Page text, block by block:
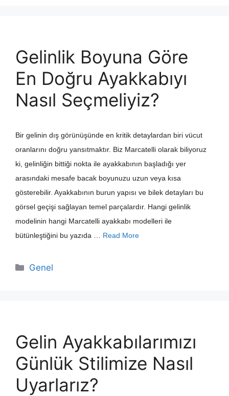
Gelinlik Boyuna Göre
En Doğru Ayakkabıyı
Nasıl Seçmeliyiz?
Bir gelinin dış görünüşünde en kritik detaylardan biri vücut
oranlarını doğru yansıtmaktır. Biz Marcatelli olarak biliyoruz
ki, gelinliğin bittiği nokta ile ayakkabının başladığı yer
arasındaki mesafe bacak boyunuzu uzun veya kısa
gösterebilir. Ayakkabının burun yapısı ve bilek detayları bu
görsel geçişi sağlayan temel parçalardır. Hangi gelinlik
modelinin hangi Marcatelli ayakkabı modelleri ile
bütünleştiğini bu yazıda … Read More
Kategoriler
Genel
Gelin Ayakkabılarımızı
Günlük Stilimize Nasıl
Uyarlarız?